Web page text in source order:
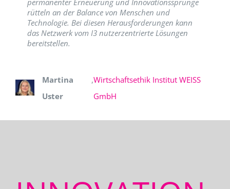
permanenter Erneuerung und Innovationssprünge
rütteln an der Balance von Menschen und
Technologie. Bei diesen Herausforderungen kann
das Netzwerk vom I3 nutzerzentrierte Lösungen
bereitstellen.
Martina
Uster
,Wirtschaftsethik Institut WEISS
GmbH